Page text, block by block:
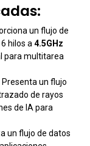
un flujo de
hilos a 4.5GHz
para multitarea
Presenta un flujo
de rayos
de IA para
un flujo de datos